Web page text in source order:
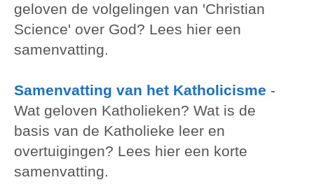
geloven de volgelingen van 'Christian
Science' over God? Lees hier een
samenvatting.
Samenvatting van het Katholicisme -
Wat geloven Katholieken? Wat is de
basis van de Katholieke leer en
overtuigingen? Lees hier een korte
samenvatting.